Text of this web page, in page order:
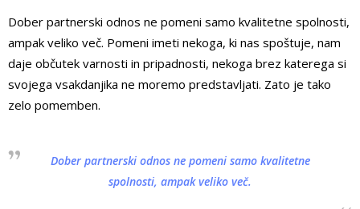
Dober partnerski odnos ne pomeni samo kvalitetne spolnosti,
ampak veliko več. Pomeni imeti nekoga, ki nas spoštuje, nam
daje občutek varnosti in pripadnosti, nekoga brez katerega si
svojega vsakdanjika ne moremo predstavljati. Zato je tako
zelo pomemben.
Dober partnerski odnos ne pomeni samo kvalitetne
spolnosti, ampak veliko več.